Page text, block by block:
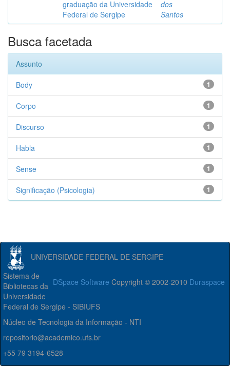
graduação da Universidade
Federal de Sergipe
dos
Santos
Busca facetada
Assunto
1
Body
1
Corpo
1
Discurso
1
Habla
1
Sense
1
Significação (Psicologia)
UNIVERSIDADE FEDERAL DE SERGIPE
DSpace Software Copyright © 2002-2010 Duraspace
Sistema de
Bibliotecas da
Universidade
Federal de Sergipe - SIBIUFS
Núcleo de Tecnologia da Informação - NTI
repositorio@academico.ufs.br
+55 79 3194-6528